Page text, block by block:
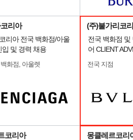
리아
리아 전국 백화점/아울
입 및 경력 채용
화점, 아울렛
(주)불가리코
전국 백화점 및
어 CLIENT
전국 지점
코리아 몽클레르코리